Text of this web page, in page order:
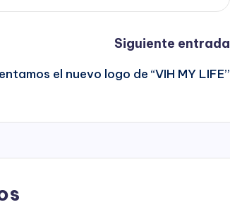
Siguiente entrada
el nuevo logo de “VIH MY LIFE”